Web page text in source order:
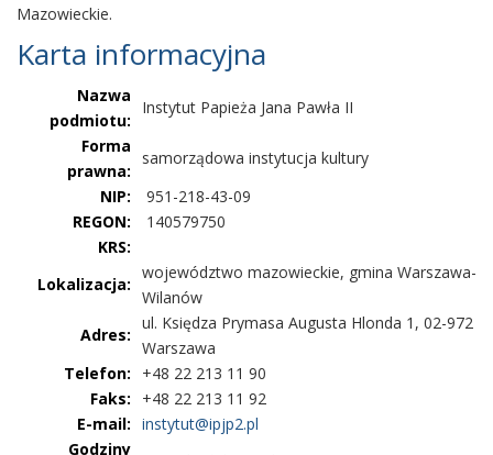
Mazowieckie.
Karta informacyjna
Nazwa
podmiotu:
Instytut Papieża Jana Pawła II
Forma
prawna:
samorządowa instytucja kultury
NIP:
951-218-43-09
REGON:
140579750
KRS:
Lokalizacja:
województwo mazowieckie, gmina Warszawa-
Wilanów
Adres:
ul. Księdza Prymasa Augusta Hlonda 1, 02-972
Warszawa
Telefon:
+48 22 213 11 90
Faks:
+48 22 213 11 92
E-mail: instytut@ipjp2.pl
Godziny